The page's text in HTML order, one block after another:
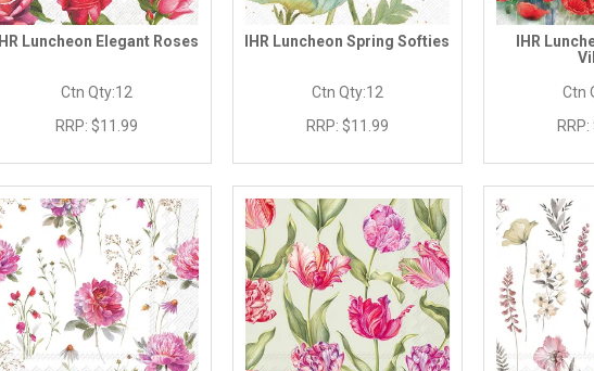
IHR Luncheon Elegant Roses
Ctn Qty:12
RRP: $11.99
IHR Luncheon Spring Softies
Ctn Qty:12
RRP: $11.99
IHR
Ctn
RRP: